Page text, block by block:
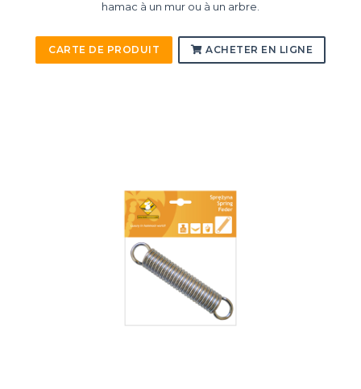
hamac à un mur ou à un arbre.
CARTE DE PRODUIT ACHETER EN LIGNE